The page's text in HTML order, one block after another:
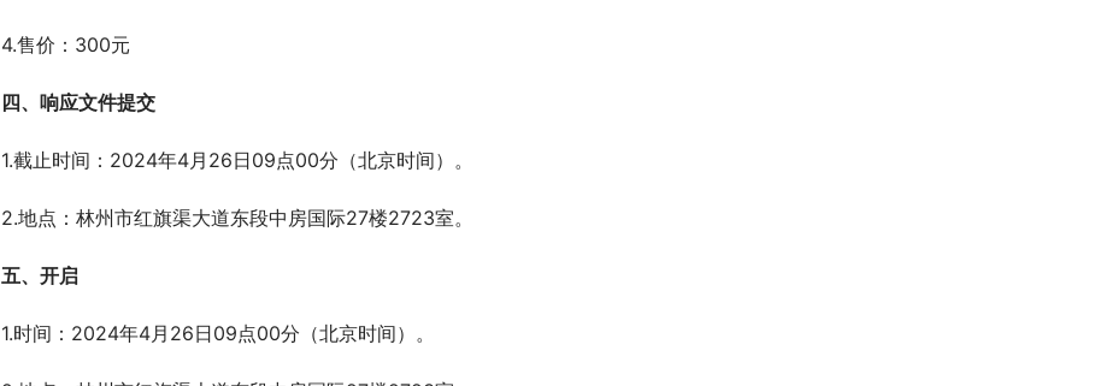
4.售价：300元
四、 响应文件提交
1.截止时间：2024年4月26日09点00分（北京时间）。
2.地点：林州市红旗渠大道东段中房国际27楼2723室。
五、 开启
1.时间：2024年4月26日09点00分（北京时间）。